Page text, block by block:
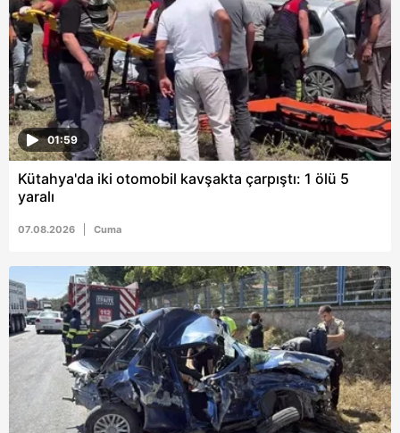
01:59
Kütahya'da iki otomobil kavşakta çarpıştı: 1 ölü 5
yaralı
07.08.2026 Cuma